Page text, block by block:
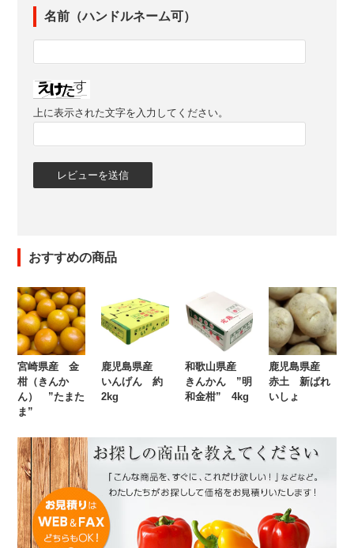
名前（ハンドルネーム可）
上に表示された文字を入力してください。
おすすめの商品
宮崎県産 金
柑（きんか
ん） ”たまた
ま”
鹿児島県産
いんげん 約
2kg
和歌山県産
きんかん ”明
和金柑” 4kg
鹿児島県産
赤土 新ばれ
いしょ